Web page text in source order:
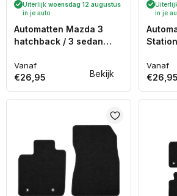
Bekijk
Uiterlijk woensdag 12 augustus
in je auto
Automatten Mazda 3
hatchback / 3 sedan
Normale
prijs
Vanaf
€26,95
in je
Normale
prijs
Vanaf
€26,95